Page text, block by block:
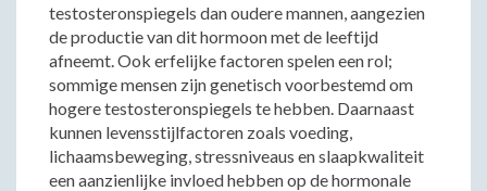
testosteronspiegels dan oudere mannen, aangezien
de productie van dit hormoon met de leeftijd
afneemt. Ook erfelijke factoren spelen een rol;
sommige mensen zijn genetisch voorbestemd om
hogere testosteronspiegels te hebben. Daarnaast
kunnen levensstijlfactoren zoals voeding,
lichaamsbeweging, stressniveaus en slaapkwaliteit
een aanzienlijke invloed hebben op de hormonale